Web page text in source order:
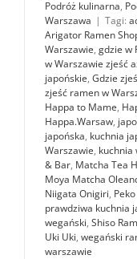
Podróż kulinarna,
Warszawa | Tagi:
Arigator Ramen
Warszawie, gdzie w
w Warszawie zjeść
japońskie, Gdzie
zjeść ramen w
Happa to Mame,
Happa.Warsaw,
japońska, kuchnia
Warszawie, kuchnia
& Bar, Matcha Tea
Moya Matcha
Niigata Onigiri,
prawdziwa kuchnia
wegański, Shiso
Uki Uki, wegański
warszawie